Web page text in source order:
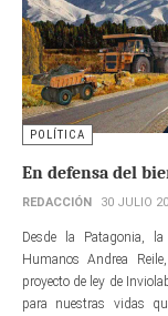
POLÍTICA
En defensa del
REDACCIÓN 30 JULIO
Desde la Patagonia,
Humanos Andrea
proyecto de ley de
para nuestras vidas